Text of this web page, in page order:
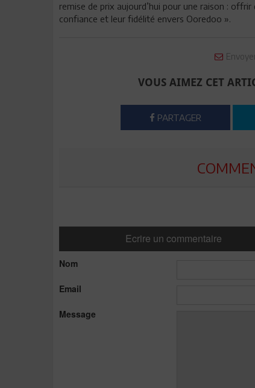
remise de prix aujourd’hui pour une raison :
confiance et leur fidélité envers Ooredoo ».
VOUS AIMEZ CET
PARTAGER
Ecrire un commentaire
Nom
Email
Message